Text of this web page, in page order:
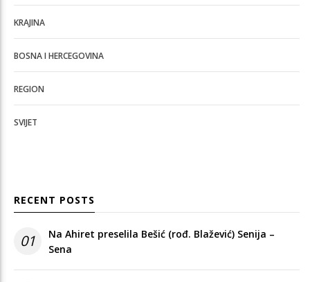
KRAJINA
BOSNA I HERCEGOVINA
REGION
SVIJET
RECENT POSTS
01
Na Ahiret preselila Bešić (rođ. Blažević) Senija –
Sena